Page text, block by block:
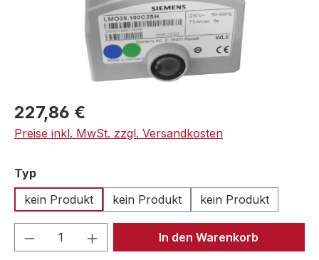
Regulärer Preis:
227,86 €
Preise inkl. MwSt. zzgl. Versandkosten
Typauswählen
kein Produkt
kein Produkt kein Produkt
Produkt Anzahl: Gib denIn den Warenkorb